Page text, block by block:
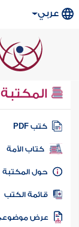
عربي
كتب PDF
كتاب الأمة
المكتبة
الكتب